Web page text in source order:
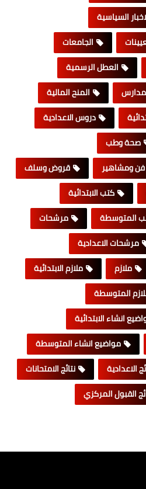
السياسية
الجامعات
العطل الرسمية
المنح المالية
دروس الاعدادية
صحة وطب
فن ومشاهير
قروض وسلف
كتب الابتدائية
المتوسطة
مرشحات
مرشحات الاعدادية
ملازم
ملازم الابتدائية
المتوسطة
انشاء الابتدائية
مواضيع انشاء المتوسطة
الاعدادية
نتائج الامتحانات
القبول المركزي